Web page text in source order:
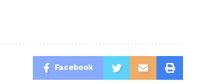
Facebook